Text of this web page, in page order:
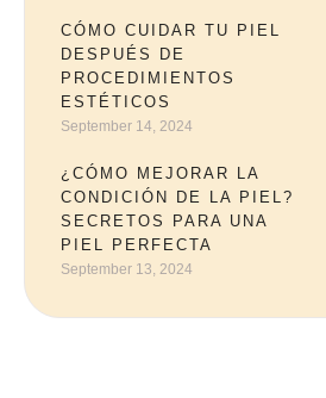
CÓMO CUIDAR TU PIEL
DESPUÉS DE
PROCEDIMIENTOS
ESTÉTICOS
September 14, 2024
¿CÓMO MEJORAR LA
CONDICIÓN DE LA PIEL?
SECRETOS PARA UNA
PIEL PERFECTA
September 13, 2024